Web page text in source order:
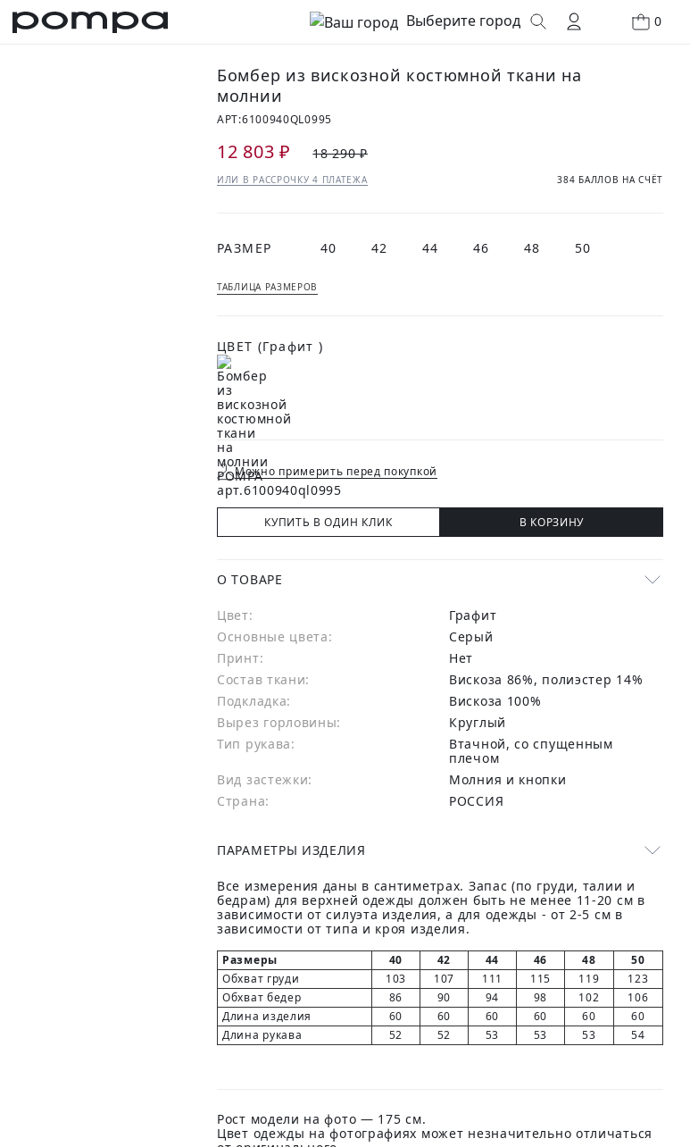
Выберите город 0
Бомбер из вискозной костюмной ткани на
молнии
АРТ:6100940QL0995
12 803 ₽ 18 290 ₽
ИЛИ В РАССРОЧКУ 4 ПЛАТЕЖА 384 БАЛЛОВ НА СЧЁТ
РАЗМЕР 40 42 44 46 48 50
ТАБЛИЦА РАЗМЕРОВ
ЦВЕТ (Графит )
Можно примерить перед покупкой
КУПИТЬ В ОДИН КЛИК В КОРЗИНУ
О ТОВАРЕ
Цвет:
Графит
Основные цвета:
серый
Принт:
Нет
Состав ткани:
вискоза 86%, полиэстер 14%
Подкладка:
Вискоза 100%
Вырез горловины:
Круглый
Тип рукава:
Втачной, со спущенным
плечом
Вид застежки:
Молния и кнопки
Страна:
РОССИЯ
ПАРАМЕТРЫ ИЗДЕЛИЯ
Все измерения даны в сантиметрах. Запас (по груди, талии и
бедрам) для верхней одежды должен быть не менее 11-20 см в
зависимости от силуэта изделия, а для одежды - от 2-5 см в
зависимости от типа и кроя изделия.
Размеры 40 42 44 46 48
50
Обхват груди
103 107 111 115 119
123
Обхват бедер
86 90 94 98 102
106
Длина изделия
60 60 60 60 60
60
Длина рукава
52 52 53 53 53 54
Рост модели на фото — 175 см.
Цвет одежды на фотографиях может незначительно отличаться